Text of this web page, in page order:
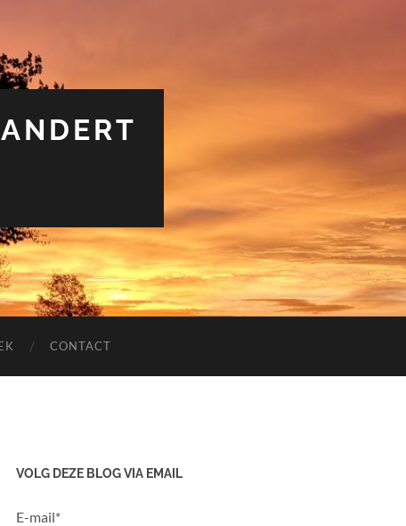
CONTACT
VOLG DEZE BLOG VIA EMAIL
E-mail*